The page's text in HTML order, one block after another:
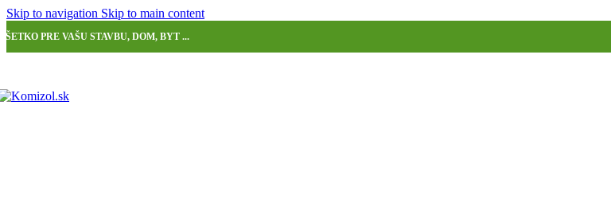
Skip to navigation Skip to main content
PRE VAŠU STAVBU, DOM, BYT ...